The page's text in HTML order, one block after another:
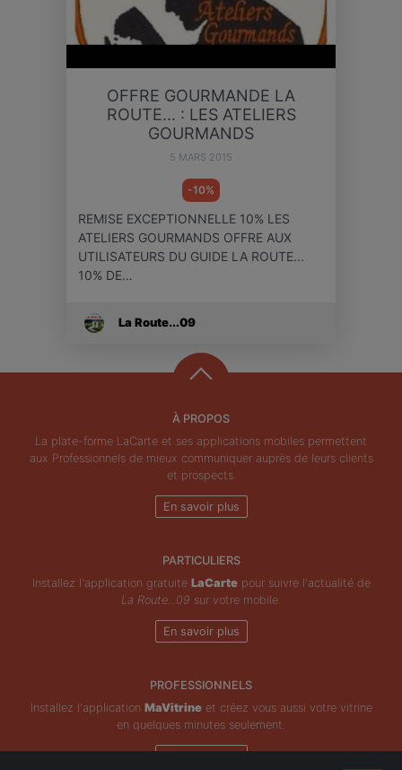
OFFRE GOURMANDE LA
ROUTE... : LES ATELIERS
GOURMANDS
5 MARS 2015
-10%
REMISE EXCEPTIONNELLE 10% LES
ATELIERS GOURMANDS OFFRE AUX
UTILISATEURS DU GUIDE LA ROUTE...
10% DE…
La Route...09
À PROPOS
La plate-forme LaCarte et ses applications mobiles permettent
aux Professionnels de mieux communiquer auprès de leurs clients
et prospects.
En savoir plus
PARTICULIERS
Installez l'application gratuite LaCartepour suivre l'actualité de
La Route...09 sur votre mobile.
En savoir plus
PROFESSIONNELS
Installez l'application MaVitrineet créez vous aussi votre vitrine
en quelques minutes seulement.
En savoir plus